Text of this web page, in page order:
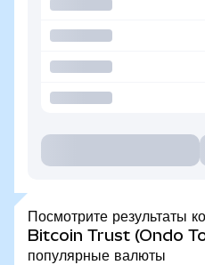
Посмотрите результаты
Bitcoin Trust (Ondo
популярные валюты